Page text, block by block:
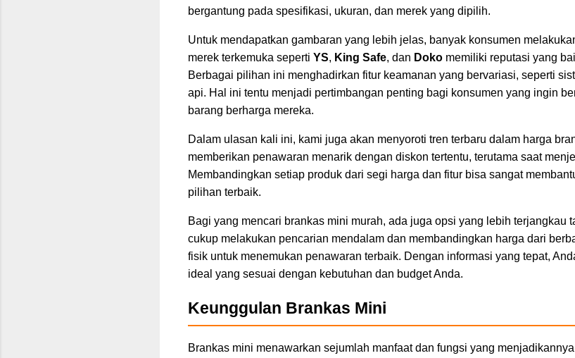
bergantung pada spesifikasi, ukuran, dan merek yang dipilih.
Untuk mendapatkan gambaran yang lebih jelas, banyak konsumen
merek terkemuka seperti YS, King Safe, dan Doko memiliki reputasi yang
Berbagai pilihan ini menghadirkan fitur keamanan yang bervariasi, seperti
api. Hal ini tentu menjadi pertimbangan penting bagi konsumen yang ingin
barang berharga mereka.
Dalam ulasan kali ini, kami juga akan menyoroti tren terbaru dalam harga
memberikan penawaran menarik dengan diskon tertentu, terutama saat
Membandingkan setiap produk dari segi harga dan fitur bisa sangat
pilihan terbaik.
Bagi yang mencari brankas mini murah, ada juga opsi yang lebih terjangkau
cukup melakukan pencarian mendalam dan membandingkan harga dari
fisik untuk menemukan penawaran terbaik. Dengan informasi yang tepat,
ideal yang sesuai dengan kebutuhan dan budget Anda.
Keunggulan Brankas Mini
Brankas mini menawarkan sejumlah manfaat dan fungsi yang